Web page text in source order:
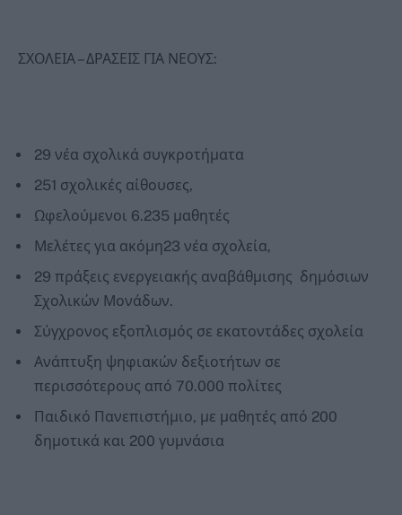
ΣΧΟΛΕΙΑ – ΔΡΑΣΕΙΣ ΓΙΑ ΝΕΟΥΣ:
29 νέα σχολικά συγκροτήματα
251 σχολικές αίθουσες,
Ωφελούμενοι 6.235 μαθητές
Μελέτες για ακόμη23 νέα σχολεία,
29 πράξεις ενεργειακής αναβάθμισης δημόσιων
Σχολικών Μονάδων.
Σύγχρονος εξοπλισμός σε εκατοντάδες σχολεία
Ανάπτυξη ψηφιακών δεξιοτήτων σε
περισσότερους από 70.000 πολίτες
Παιδικό Πανεπιστήμιο, με μαθητές από 200
δημοτικά και 200 γυμνάσια